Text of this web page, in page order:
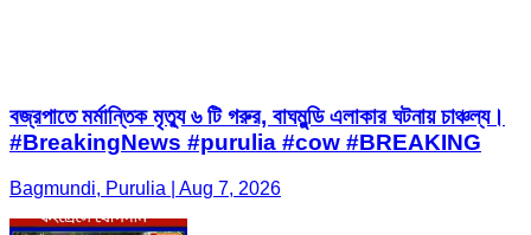
বজ্রপাতে মর্মান্তিক মৃত্যু ৬ টি গরুর, বাঘমুন্ডি এলাকার ঘটনায় চাঞ্চল্য।
#BreakingNews #purulia #cow #BREAKING
Bagmundi, Purulia | Aug 7, 2026